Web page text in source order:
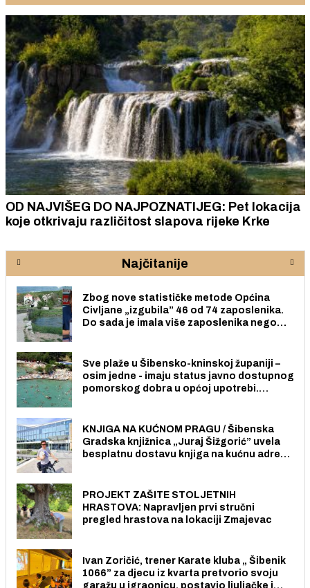
OD NAJVIŠEG DO NAJPOZNATIJEG: Pet lokacija
koje otkrivaju različitost slapova rijeke Krke
Najčitanije
Zbog nove statističke metode Općina
Civljane „izgubila” 46 od 74 zaposlenika.
Do sada je imala više zaposlenika nego
Sve plaže u Šibensko-kninskoj županiji –
osim jedne - imaju status javno dostupnog
pomorskog dobra u općoj upotrebi.
KNJIGA NA KUĆNOM PRAGU / Šibenska
Gradska knjižnica „Juraj Šižgorić” uvela
besplatnu dostavu knjiga na kućnu adresu
PROJEKT ZAŠITE STOLJETNIH
HRASTOVA: Napravljen prvi stručni
pregled hrastova na lokaciji Zmajevac
Ivan Zoričić, trener Karate kluba „ Šibenik
1066” za djecu iz kvarta pretvorio svoju
garažu u igraonicu, postavio ljuljačke i